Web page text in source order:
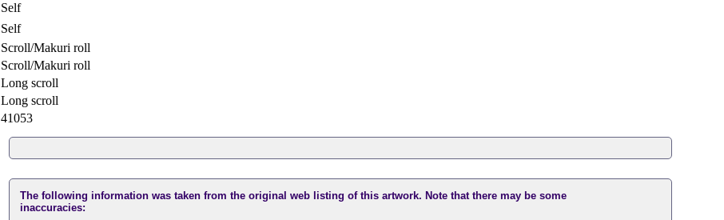
Self
Self
Scroll/Makuri roll
Scroll/Makuri roll
Long scroll
Long scroll
41053
The following information was taken from the original web listing of this artwork. Note that there may be some
inaccuracies: